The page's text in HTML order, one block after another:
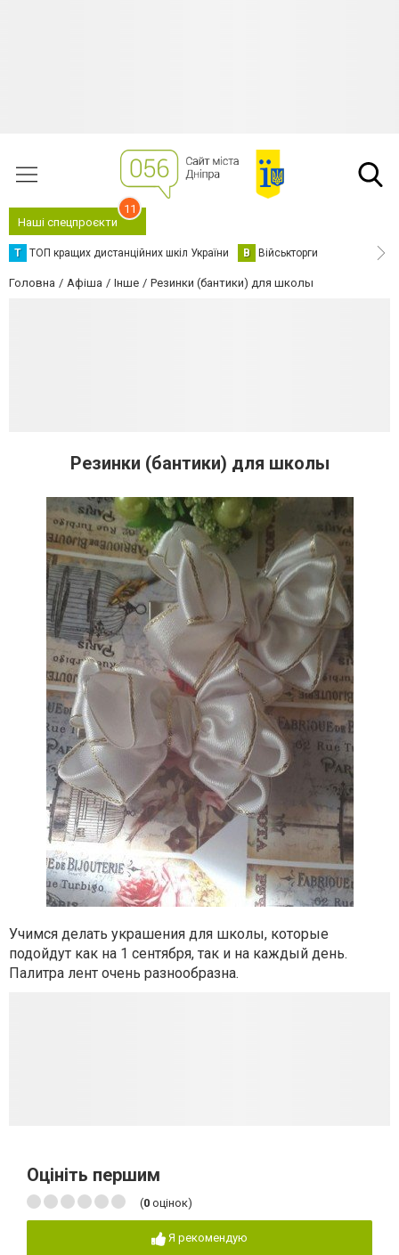
Наші спецпроєкти
11
Т ТОП кращих дистанційних шкіл України В Військторги
Головна Афіша Інше Резинки (бантики) для школы
Резинки (бантики) для школы
Учимся делать украшения для школы, которые
подойдут как на 1 сентября, так и на каждый день.
Палитра лент очень разнообразна.
Оцініть першим
(0 оцінок)
Я рекомендую